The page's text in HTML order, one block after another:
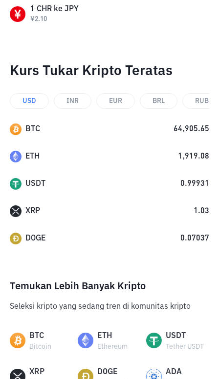
1 CHR ke JPY
¥2.10
Kurs Tukar Kripto Teratas
USD INR EUR BRL RUB
BTC 64,905.65
ETH 1,919.08
USDT 0.99931
XRP 1.03
DOGE 0.07037
Temukan Lebih Banyak Kripto
Seleksi kripto yang sedang tren di komunitas kripto
BTC
Bitcoin
ETH
Ethereum
USDT
Tether USDT
XRP DOGE ADA